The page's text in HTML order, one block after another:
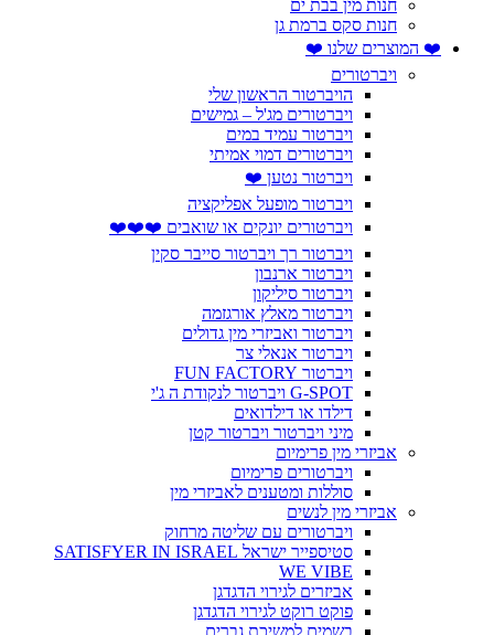
חנות מין בבת ים
חנות סקס ברמת גן
❤️ המוצרים שלנו ❤️
ויברטורים
הויברטור הראשון שלי
ויברטורים מג'ל – גמישים
ויברטור עמיד במים
ויברטורים דמוי אמיתי
ויברטור נטען ❤️
ויברטור מופעל אפליקציה
ויברטורים יונקים או שואבים ❤️❤️❤️
ויברטור רך ויברטור סייבר סקין
ויברטור ארנבון
ויברטור סיליקון
ויברטור מאלץ אורגזמה
ויברטור ואביזרי מין גדולים
ויברטור אנאלי צר
ויברטור FUN FACTORY
G-SPOT ויברטור לנקודת ה ג'י
דילדו או דילדואים
מיני ויברטור ויברטור קטן
אביזרי מין פרימיום
ויברטורים פרימיום
סוללות ומטענים לאביזרי מין
אביזרי מין לנשים
ויברטורים עם שליטה מרחוק
סטיספייר ישראל SATISFYER IN ISRAEL
WE VIBE
אביזרים לגירוי הדגדגן
פוקט רוקט לגירוי הדגדגן
בשמים למשיכת גברים